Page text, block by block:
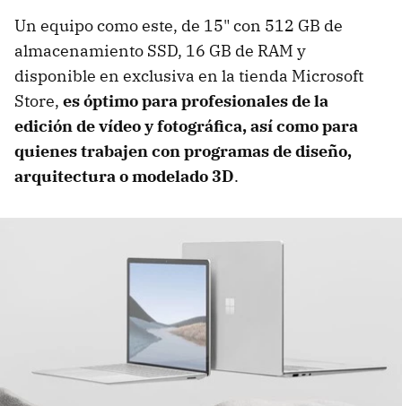
Un equipo como este, de 15" con 512 GB de
almacenamiento SSD, 16 GB de RAM y
disponible en exclusiva en la tienda Microsoft
Store, es óptimo para profesionales de la
edición de vídeo y fotográfica, así como para
quienes trabajen con programas de diseño,
arquitectura o modelado 3D.